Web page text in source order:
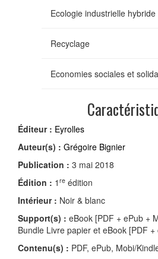
Ecologie industrielle hybride
Recyclage
Economies sociales et
Éditeur : Eyrolles
Auteur(s) : Grégoire Bignier
Publication : 3 mai 2018
Édition : 1 re édition
Intérieur : Noir & blanc
Support(s) : eBook [PDF + ePub +
Bundle Livre papier et eBook [PDF +
Contenu(s) : PDF, ePub, Mobi/